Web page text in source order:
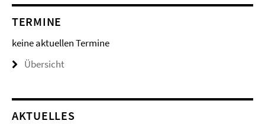
TERMINE
keine aktuellen Termine
Übersicht
AKTUELLES